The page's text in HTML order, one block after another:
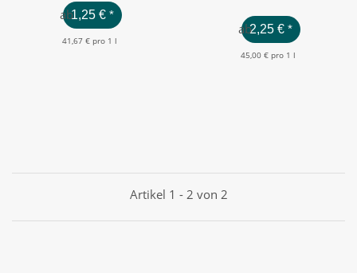
ab1,25 €*
41,67 € pro 1 l
ab2,25 €*
45,00 € pro 1 l
Artikel 1 - 2 von 2